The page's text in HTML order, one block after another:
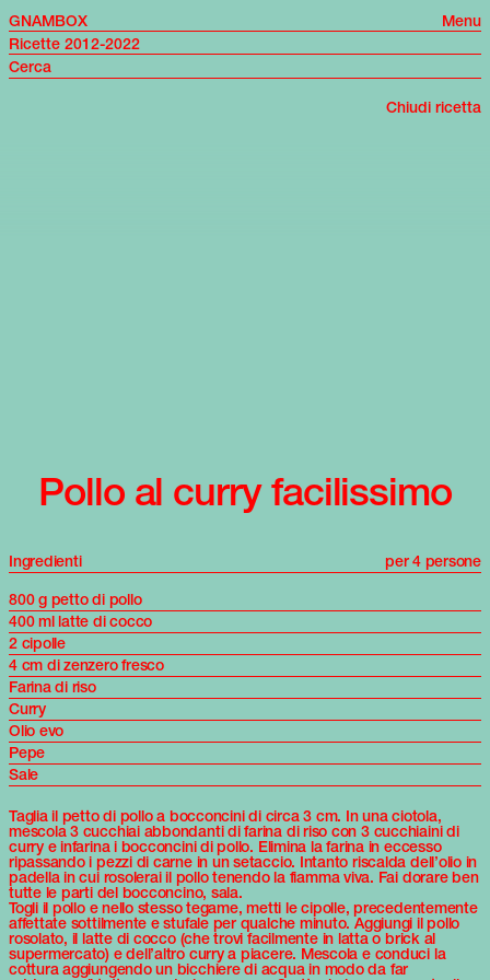
GNAMBOX
Menu
Ricette 2012-2022
Chiudi ricetta
Pollo al curry facilissimo
Ingredienti
per 4 persone
800 g petto di pollo
400 ml latte di cocco
2 cipolle
4 cm di zenzero fresco
Farina di riso
Curry
Olio evo
Pepe
Sale
Taglia il petto di pollo a bocconcini di circa 3 cm. In una ciotola,
mescola 3 cucchiai abbondanti di farina di riso con 3 cucchiaini di
curry e infarina i bocconcini di pollo. Elimina la farina in eccesso
ripassando i pezzi di carne in un setaccio. Intanto riscalda dell’olio in
padella in cui rosolerai il pollo tenendo la fiamma viva. Fai dorare ben
tutte le parti del bocconcino, sala.
Togli il pollo e nello stesso tegame, metti le cipolle, precedentemente
affettate sottilmente e stufale per qualche minuto. Aggiungi il pollo
rosolato, il latte di cocco (che trovi facilmente in latta o brick al
supermercato) e dell’altro curry a piacere. Mescola e conduci la
cottura aggiungendo un bicchiere di acqua in modo da far